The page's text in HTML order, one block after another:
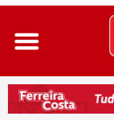
Ir
para
conteúdo